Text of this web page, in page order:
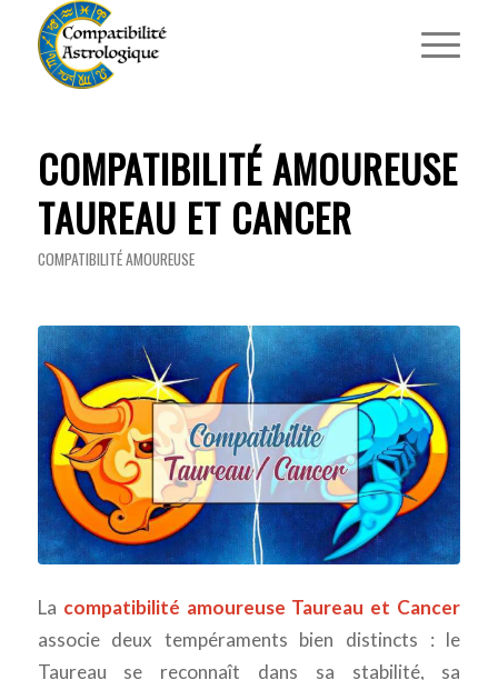
COMPATIBILITÉ AMOUREUSE
TAUREAU ET CANCER
COMPATIBILITÉ AMOUREUSE
La compatibilité amoureuse Taureau et Cancer
associe deux tempéraments bien distincts : le
Taureau se reconnaît dans sa stabilité, sa